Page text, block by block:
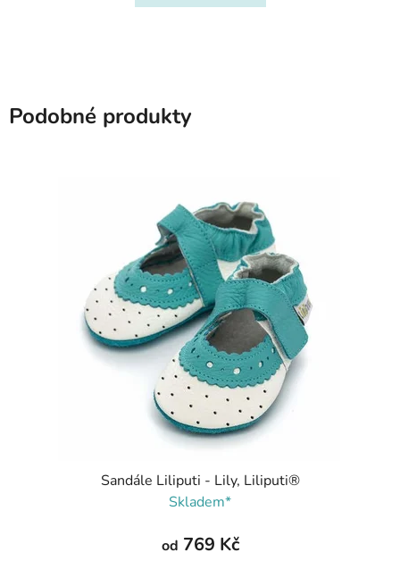
Podobné produkty
Sandále Liliputi - Lily, Liliputi®
Skladem*
od 769 Kč